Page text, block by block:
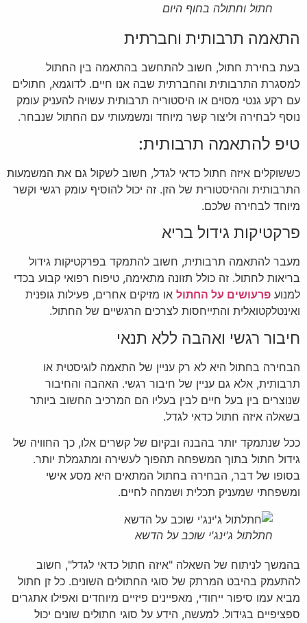
חתול וחתולה בחוף היום
התאמה תרבותית וחברתית
בעת בחירת חתול, חשוב להתחשב בהתאמה בין החתול
למסגרת התרבותית והחברתית שבה אנו חיים. לדוגמא, חתולים
עם רקע גנטי מסוים או היסטוריה תרבותית עשויה להעניק עומק
נוסף לבחירה וליצור קשר מיוחד ומשמעותי עם החתול שנבחר.
טיפ להתאמה תרבותית:
כששוקלים איזה חתול כדאי לגדל, חשוב לשקול גם את המשמעות
התרבותית וההיסטורית של הזן. זה יכול להוסיף עומק רגשי וקשר
מיוחד לבחירה שלכם.
פרקטיקות גידול בריא
מעבר להתאמה תרבותית, חשוב להתמקד בפרקטיקות גידול
בריאות לחתול. זה כולל תזונה מתאימה, טיפוח רפואי קבוע בכדי
למנוע פרעושים על החתול או מזיקים אחרים, פעילות גופנית
ואינטלקטואלית והתייחסות לצרכים הרגשיים של החתול.
חיבור רגשי ואהבה ללא תנאי
הבחירה בחתול היא לא רק עניין של התאמה לוגיסטית או
תרבותית, אלא גם עניין של חיבור רגשי. האהבה והחיבור
שנוצרים בין בעל חיים לבין בעליו הם המרכיב החשוב ביותר
בשאלה איזה חתול כדאי לגדל.
ככל שנתמקד יותר בהבנה ובקיום של קשרים אלו, כך החוויה של
גידול חתול בתוך המשפחה תהפוך לעשירה ומתגמלת יותר.
בסופו של דבר, הבחירה בחתול המתאים היא מסע אישי
ומשפחתי שמעניק תכלית ושמחה לחיים.
חתלתול ג'ינג'י שוכב על הדשא
בהמשך לניתוח של השאלה "איזה חתול כדאי לגדל", חשוב
להתעמק בהיבט המרתק של סוגי החתולים השונים. כל זן חתול
מביא עמו סיפור ייחודי, מאפיינים פיזיים מיוחדים ואפילו אתגרים
ספציפיים בגידול. למעשה, הידע על סוגי חתולים שונים יכול